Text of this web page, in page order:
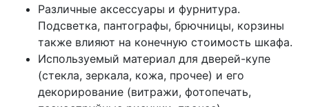
Различные аксессуары и фурнитура.
Подсветка, пантографы, брючницы, корзины
также влияют на конечную стоимость шкафа.
Используемый материал для дверей-купе
(стекла, зеркала, кожа, прочее) и его
декорирование (витражи, фотопечать,